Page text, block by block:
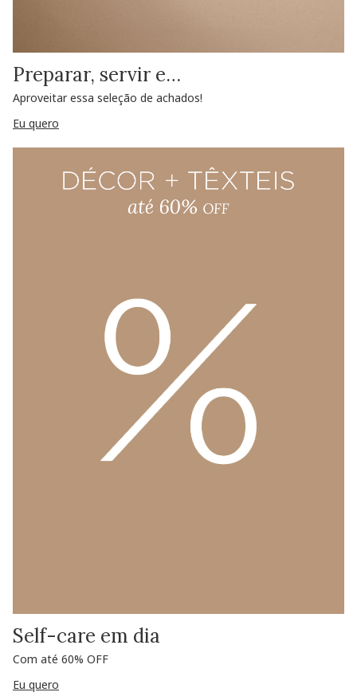
Preparar, servir e…
Aproveitar essa seleção de achados!
Eu quero
Self-care em dia
Com até 60% OFF
Eu quero